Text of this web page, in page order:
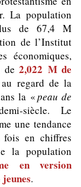
La population
de 67,4 M
de l’Institut
économiques,
de 2,022 M de
regard de la
la «peau de
siècle. Le
une tendance
en chiffres
la population
en version
.